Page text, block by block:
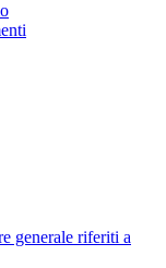
generale riferiti a